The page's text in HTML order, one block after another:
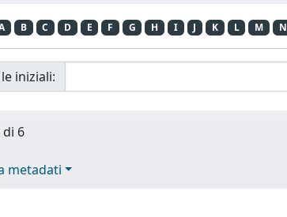
B C D E F G H I J K L M N
iniziali:
6
metadati